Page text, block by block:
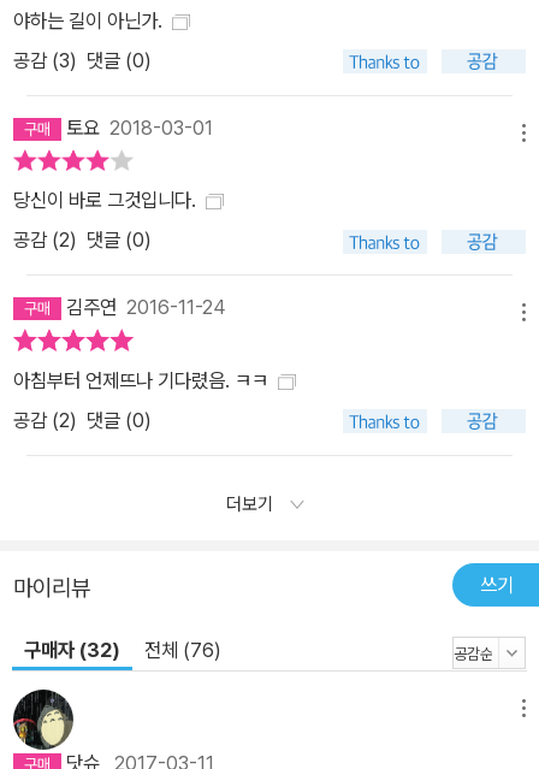
야하는 길이 아닌가.
공감 (3) 댓글 (0)
토요 2018-03-01
당신이 바로 그것입니다.
공감 (2) 댓글 (0)
김주연 2016-11-24
아침부터 언제뜨나 기다렸음. ㅋㅋ
공감 (2) 댓글 (0)
더보기
마이리뷰 쓰기
구매자 (32) 전체 (76)
닷슈 2017-03-11